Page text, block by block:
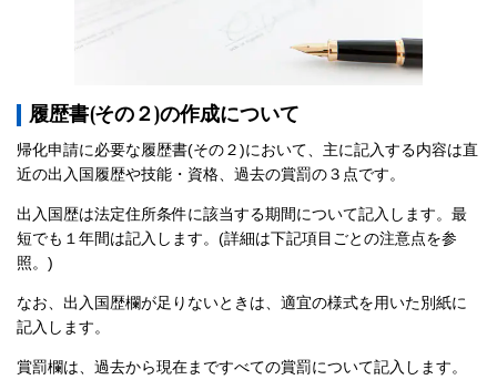
履歴書(その２)の作成について
帰化申請に必要な履歴書(その２)において、主に記入する内容は直
近の出入国履歴や技能・資格、過去の賞罰の３点です。
出入国歴は法定住所条件に該当する期間について記入します。最
短でも１年間は記入します。(詳細は下記項目ごとの注意点を参
照。)
なお、出入国歴欄が足りないときは、適宜の様式を用いた別紙に
記入します。
賞罰欄は、過去から現在まですべての賞罰について記入します。